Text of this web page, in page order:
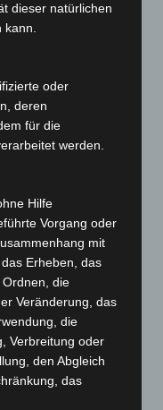
Umbau in
Air 2026:
im Maschpark
mit 3,17
gezogen
2026:
und Rettung
dieser natürlichen
kann.
oder
deren
für die
werden.
Hilfe
Vorgang oder
mit
Erheben, das
die
Veränderung, das
die
Verbreitung oder
den Abgleich
das